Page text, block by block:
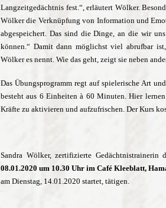
Langzeitgedächtnis fest.“, erläutert Wölker.
Wölker die Verknüpfung von Information und
abgespeichert. Das sind die Dinge, an die wir
können.“ Damit dann möglichst viel abrufbar
Wölker es nennt. Wie das geht, zeigt sie neben
Das Übungsprogramm regt auf spielerische Art
besteht aus 6 Einheiten à 60 Minuten. Hier
Kräfte zu aktivieren und aufzufrischen. Der Kurs
Sandra Wölker, zertifizierte
08.01.2020 um 10.30 Uhr im Café Kleeblatt,
am Dienstag, 14.01.2020 startet, tätigen.